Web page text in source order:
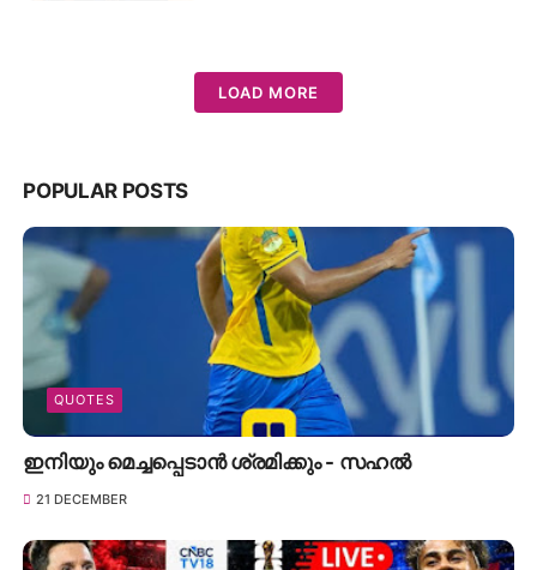
LOAD MORE
POPULAR POSTS
QUOTES
ഇനിയും മെച്ചപ്പെടാൻ ശ്രമിക്കും - സഹൽ
21 DECEMBER